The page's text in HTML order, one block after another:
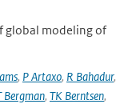
global modeling of
, P Artaxo, R Bahadur,
Bergman, TK Berntsen,